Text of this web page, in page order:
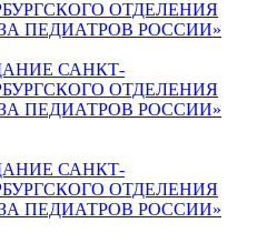
ОТДЕЛЕНИЯ
ПЕДИАТРОВ РОССИИ»
САНКТ-
ОТДЕЛЕНИЯ
ПЕДИАТРОВ РОССИИ»
САНКТ-
ОТДЕЛЕНИЯ
ПЕДИАТРОВ РОССИИ»